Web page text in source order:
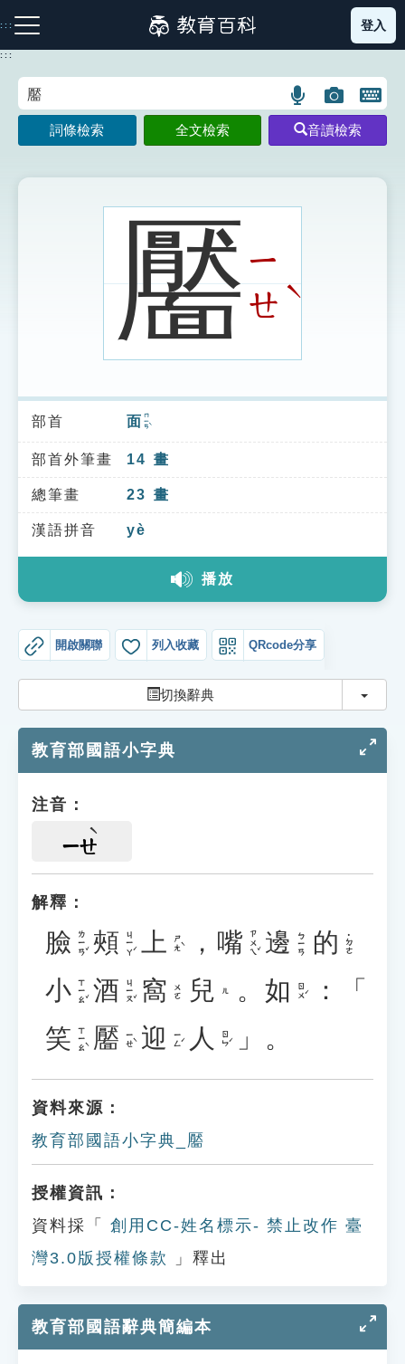
到
主
:::
注音索引圖示 筆畫索引圖示 部首索引表圖示
索引選單
知識索引
單字索引
生命大百科索引
登入
:::
語
言
搜
示
圖
片
搜
開
鍵
圖
詞條檢索 全文檢索 音讀檢索
靨ㄧ
ㄝˋ
部首 面 ㄇㄧㄢˋ
部首外筆畫 14 畫
總筆畫 23 畫
漢語拼音 yè
播放
開啟關聯 列入收藏 QRcode分享
切換辭典 切換
教育部國語小字典
注音：
ㄧㄝ
解釋：
臉 ㄌㄧㄢˇ 頰 ㄐㄧㄚˊ 上 ㄕㄤˋ ， 嘴 ㄗㄨㄟˇ 邊 ㄅㄧㄢ 的 ˙ㄉㄜ
小 ㄒㄧㄠˇ 酒 ㄐㄧㄡˇ 窩 ㄨㄛ 兒 ㄦ 。 如 ㄖㄨˊ
：「
笑 ㄒㄧㄠˋ 靨 ㄧㄝˋ 迎 ㄧㄥˊ 人 ㄖㄣˊ 」。
資料來源：
教育部國語小字典_靨
授權資訊：
資料採「
創用CC-姓名標示- 禁止改作 臺
灣3.0版授權條款
」釋出
教育部國語辭典簡編本